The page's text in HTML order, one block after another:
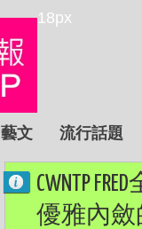
18px
藝文 流行話題
CWNTP
優雅內斂